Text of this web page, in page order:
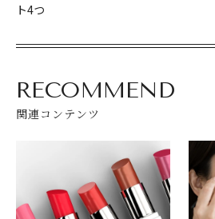
ト4つ
RECOMMEND
関連コンテンツ